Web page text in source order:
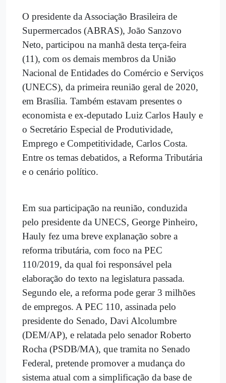
O presidente da Associação Brasileira de
Supermercados (ABRAS), João Sanzovo
Neto, participou na manhã desta terça-feira
(11), com os demais membros da União
Nacional de Entidades do Comércio e Serviços
(UNECS), da primeira reunião geral de 2020,
em Brasília. Também estavam presentes o
economista e ex-deputado Luiz Carlos Hauly e
o Secretário Especial de Produtividade,
Emprego e Competitividade, Carlos Costa.
Entre os temas debatidos, a Reforma Tributária
e o cenário político.
Em sua participação na reunião, conduzida
pelo presidente da UNECS, George Pinheiro,
Hauly fez uma breve explanação sobre a
reforma tributária, com foco na PEC
110/2019, da qual foi responsável pela
elaboração do texto na legislatura passada.
Segundo ele, a reforma pode gerar 3 milhões
de empregos. A PEC 110, assinada pelo
presidente do Senado, Davi Alcolumbre
(DEM/AP), e relatada pelo senador Roberto
Rocha (PSDB/MA), que tramita no Senado
Federal, pretende promover a mudança do
sistema atual com a simplificação da base de